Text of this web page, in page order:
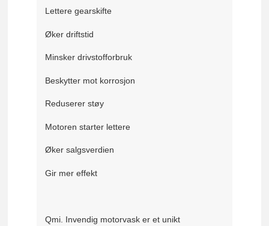
Lettere gearskifte
Øker driftstid
Minsker drivstofforbruk
Beskytter mot korrosjon
Reduserer støy
Motoren starter lettere
Øker salgsverdien
Gir mer effekt
Qmi. Invendig motorvask er et unikt